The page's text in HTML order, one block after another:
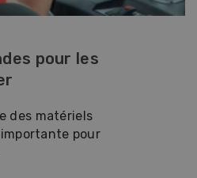
pour les
des matériels
pour